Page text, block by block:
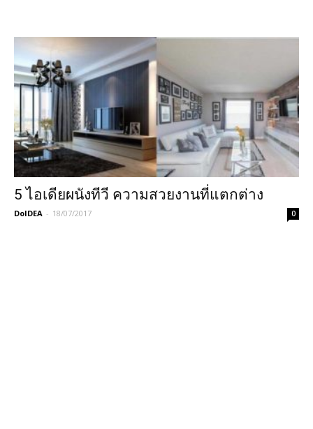
5 ไอเดียผนังทีวี ความสวยงานที่แตกต่าง
DoIDEA - 18/07/2017 0